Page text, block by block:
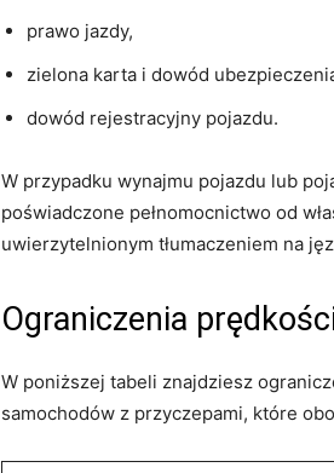
prawo jazdy,
zielona karta i dowód
dowód rejestracyjny pojazdu.
W przypadku wynajmu pojazdu lub
poświadczone pełnomocnictwo od
uwierzytelnionym tłumaczeniem na
Ograniczenia
W poniższej tabeli znajdziesz
samochodów z przyczepami, które